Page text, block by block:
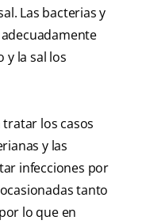
Las bacterias y
y la sal los
los casos
y las
infecciones por
tanto
lo que en